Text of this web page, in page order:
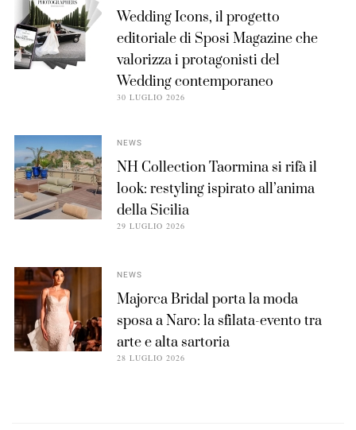
Wedding Icons, il progetto
editoriale di Sposi Magazine che
valorizza i protagonisti del
Wedding contemporaneo
30 LUGLIO 2026
NEWS
NH Collection Taormina si rifà il
look: restyling ispirato all’anima
della Sicilia
29 LUGLIO 2026
NEWS
Majorca Bridal porta la moda
sposa a Naro: la sfilata-evento tra
arte e alta sartoria
28 LUGLIO 2026